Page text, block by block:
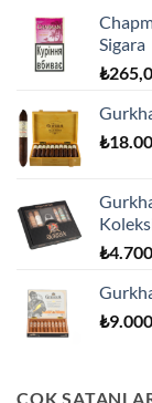
Sigara
₺
₺
₺
₺
ÇOK